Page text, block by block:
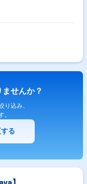
せんか？
り込み、
。
る